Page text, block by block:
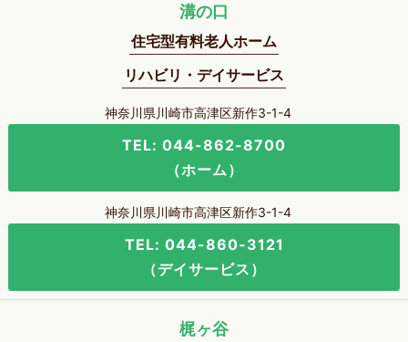
溝の口
住宅型有料老人ホーム
リハビリ・デイサービス
神奈川県川崎市高津区新作3-1-4
TEL: 044-862-8700
（ホーム）
神奈川県川崎市高津区新作3-1-4
TEL: 044-860-3121
（デイサービス）
梶ヶ谷